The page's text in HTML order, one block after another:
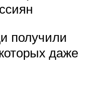
получили
даже